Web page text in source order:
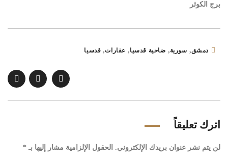
برج الكوثر
دمشق, سورية, ضاحية قدسيا, عقارات, قدسيا
اترك تعليقاً
لن يتم نشر عنوان بريدك الإلكتروني. الحقول الإلزامية مشار إليها بـ *